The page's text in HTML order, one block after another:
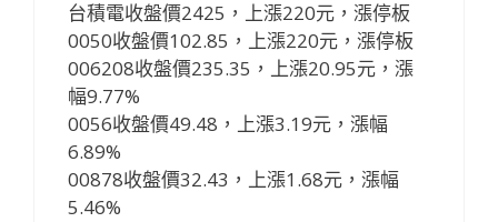
台積電收盤價2425，上漲220元，漲停板
0050收盤價102.85，上漲220元，漲停板
006208收盤價235.35，上漲20.95元，漲
幅9.77%
0056收盤價49.48，上漲3.19元，漲幅
6.89%
00878收盤價32.43，上漲1.68元，漲幅
5.46%